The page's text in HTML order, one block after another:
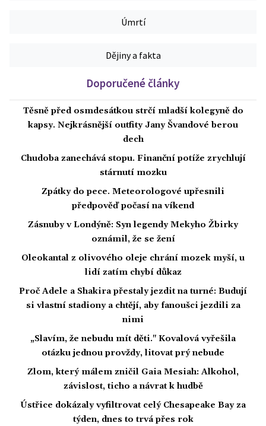
Úmrtí
Dějiny a fakta
Doporučené články
Těsně před osmdesátkou strčí mladší kolegyně do
kapsy. Nejkrásnější outfity Jany Švandové berou
dech
Chudoba zanechává stopu. Finanční potíže zrychlují
stárnutí mozku
Zpátky do pece. Meteorologové upřesnili
předpověď počasí na víkend
Zásnuby v Londýně: Syn legendy Mekyho Žbirky
oznámil, že se žení
Oleokantal z olivového oleje chrání mozek myší, u
lidí zatím chybí důkaz
Proč Adele a Shakira přestaly jezdit na turné: Budují
si vlastní stadiony a chtějí, aby fanoušci jezdili za
nimi
„Slavím, že nebudu mít děti." Kovalová vyřešila
otázku jednou provždy, litovat prý nebude
Zlom, který málem zničil Gaia Mesiah: Alkohol,
závislost, ticho a návrat k hudbě
Ústřice dokázaly vyfiltrovat celý Chesapeake Bay za
týden, dnes to trvá přes rok